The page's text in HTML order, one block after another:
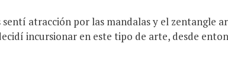
sentí atracción por las mandalas y el zentangle
incursionar en este tipo de arte, desde